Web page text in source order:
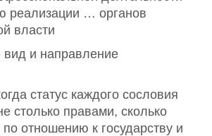
реализации … органов
власти
вид и направление
статус каждого сословия
столько правами, сколько
отношению к государству и